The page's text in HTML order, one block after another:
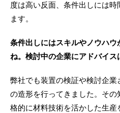
度は高い反面、条件出しには
ます。
条件出しにはスキルやノウハ
ね。検討中の企業にアドバイス
弊社でも装置の検証や検討企業
の造形を行ってきました。そ
格的に材料技術を活かした生産